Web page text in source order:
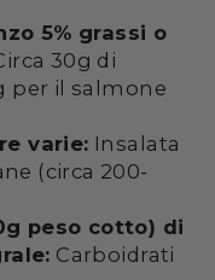
5% grassi o
30g di
per il salmone
varie: Insalata
(circa 200-
peso cotto) di
Carboidrati